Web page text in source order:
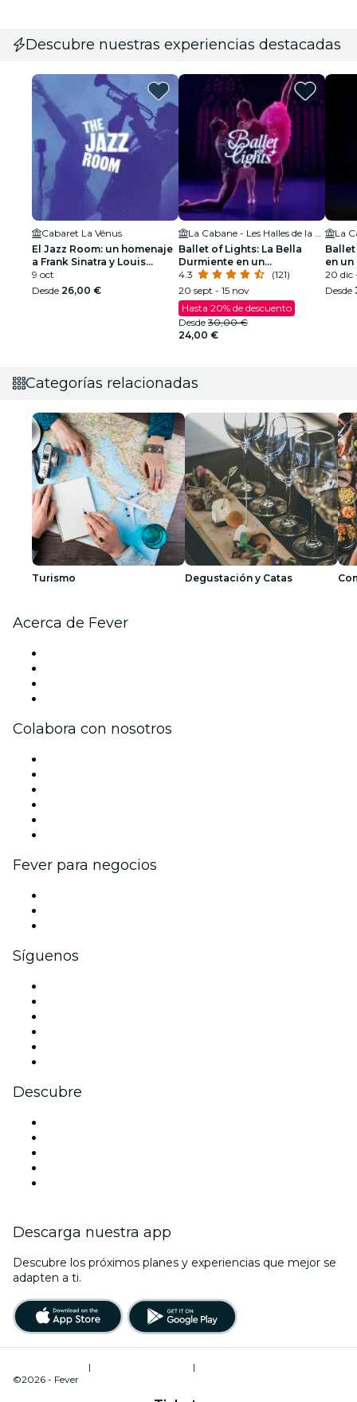
Descubre nuestras experiencias destacadas
Cabaret La Vénus
El Jazz Room: un homenaje
a Frank Sinatra y Louis
Armstrong
9 oct
Desde 26,00 €
Ballet of Lights: La Bella
Durmiente en un
espectáculo deslumbrante
4.3
(121)
20 sept - 15 nov
Hasta 20% de descuento
Desde 30,00 €
24,00 €
en
20 dic
Desde
Categorías relacionadas
Turismo Degustación y Catas
Acerca de Fever
Colabora con nosotros
Fever para negocios
Síguenos
Descubre
Descarga nuestra app
Descubre los próximos planes y experiencias que mejor se
adapten a ti.
| |
©2026 - Fever